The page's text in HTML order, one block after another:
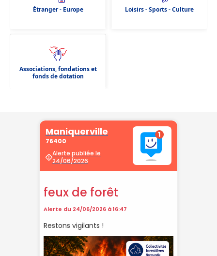
Étranger - Europe Loisirs - Sports - Culture
Associations, fondations et
fonds de dotation